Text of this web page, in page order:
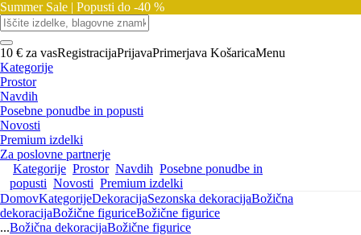
Summer Sale | Popusti do -40 %
10 € za vasRegistracijaPrijavaPrimerjava KošaricaMenu
Kategorije
Prostor
Navdih
Posebne ponudbe in popusti
Novosti
Premium izdelki
Za poslovne partnerje
Kategorije Prostor Navdih Posebne ponudbe in
popusti Novosti Premium izdelki
DomovKategorijeDekoracijaSezonska dekoracijaBožična
dekoracijaBožične figuriceBožične figurice
...Božična dekoracijaBožične figurice